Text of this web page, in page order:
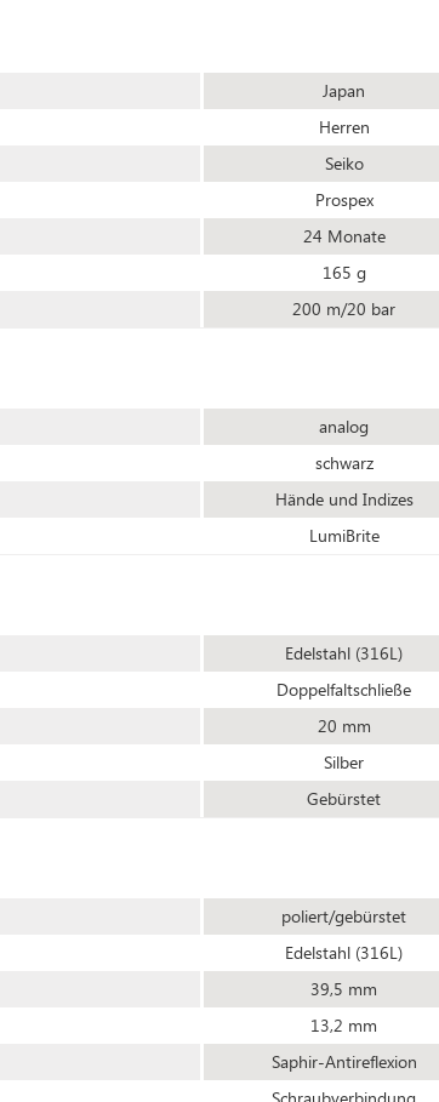
Japan
Herren
Seiko
Prospex
24 Monate
165 g
200 m/20 bar
analog
schwarz
Hände und Indizes
LumiBrite
Edelstahl (316L)
Doppelfaltschließe
20 mm
Silber
Gebürstet
poliert/gebürstet
Edelstahl (316L)
39,5 mm
13,2 mm
Saphir-Antireflexion